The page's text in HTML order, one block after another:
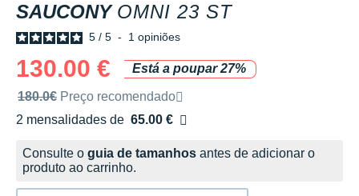
SAUCONY OMNI 23 ST
5 / 5 - 1 opiniões
130.00 €
Está a poupar 27%
Preço de venda recomendado pela marca
180.0€ Preço recomendado
2 mensalidades de 65.00 €
sem custos
Consulte o guia de tamanhos antes de adicionar o
produto ao carrinho.